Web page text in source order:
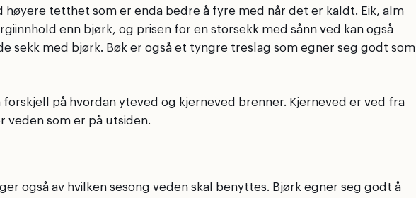
høyere tetthet som er enda bedre å fyre med når det er kaldt. Eik, alm
enn bjørk, og prisen for en storsekk med sånn ved kan også
sekk med bjørk. Bøk er også et tyngre treslag som egner seg godt som
på hvordan yteved og kjerneved brenner. Kjerneved er ved fra
veden som er på utsiden.
også av hvilken sesong veden skal benyttes. Bjørk egner seg godt å